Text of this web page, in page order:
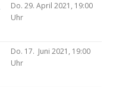
Do. 29. April 2021, 19:00
Uhr
Do. 17. Juni 2021, 19:00
Uhr